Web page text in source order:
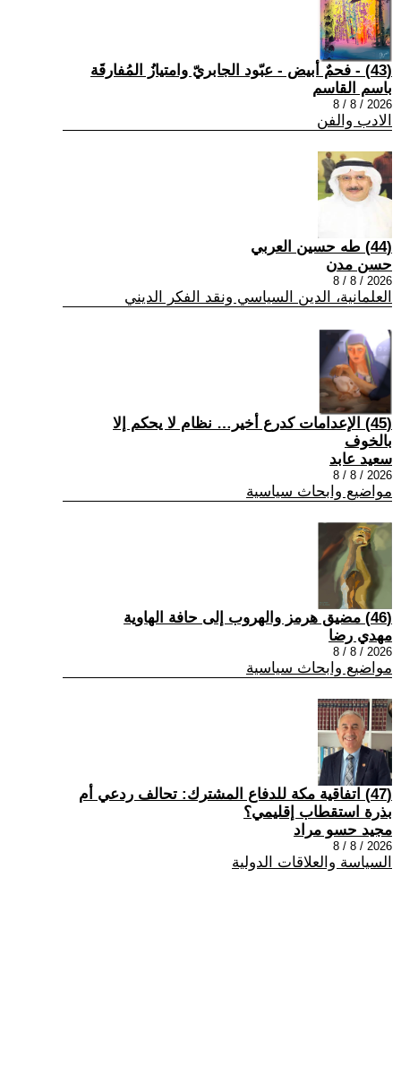
(43) - فحمٌ أبيض - عبّود الجابريّ وامتيازُ المُفارقَة
باسم القاسم
2026 / 8 / 8
الادب والفن
(44) طه حسين العربي
حسن مدن
2026 / 8 / 8
العلمانية، الدين السياسي ونقد الفكر الديني
(45) الإعدامات كدرع أخير… نظام لا يحكم إلا
بالخوف
سعيد عابد
2026 / 8 / 8
مواضيع وابحاث سياسية
(46) مضيق هرمز والهروب إلى حافة الهاوية
مهدي رضا
2026 / 8 / 8
مواضيع وابحاث سياسية
(47) اتفاقية مكة للدفاع المشترك: تحالف ردعي أم
بذرة استقطاب إقليمي؟
مجيد حسو مراد
2026 / 8 / 8
السياسة والعلاقات الدولية